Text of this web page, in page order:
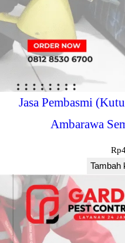
r
Jasa Pembasmi
Ambarawa
Rp
Tambah